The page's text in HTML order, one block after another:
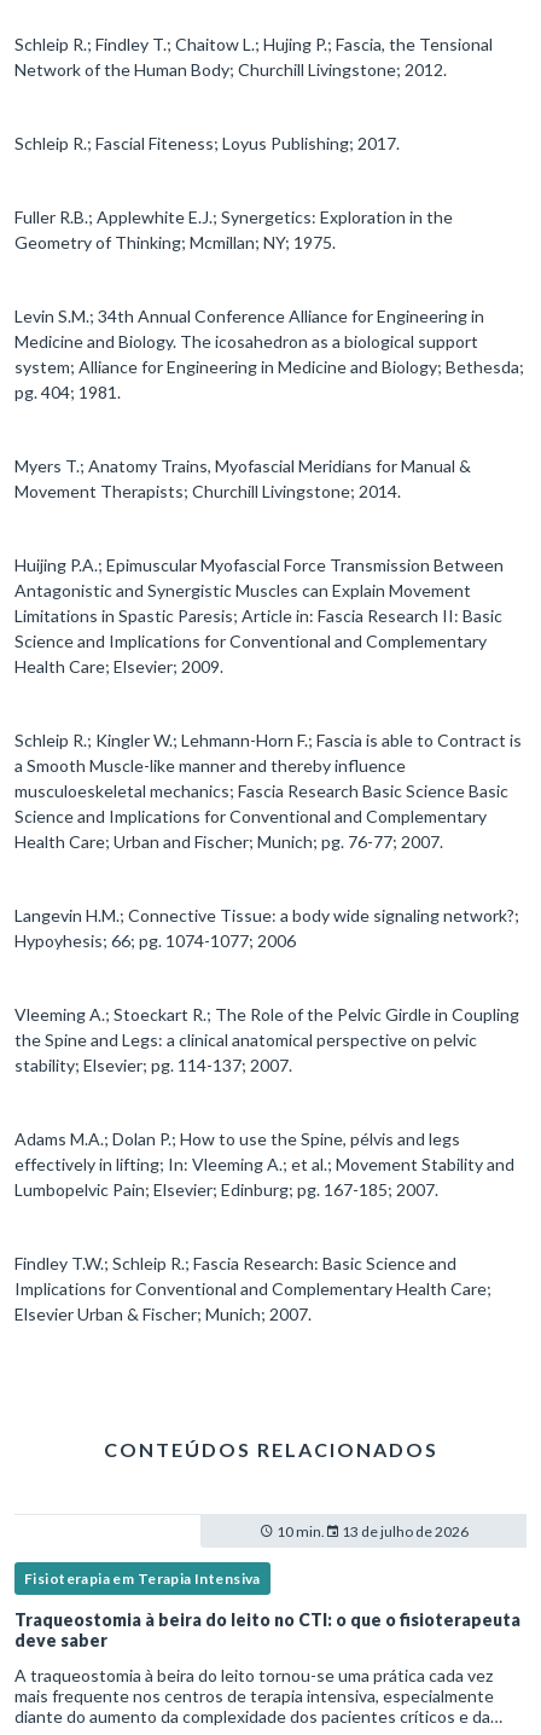
Schleip R.; Findley T.; Chaitow L.; Hujing P.; Fascia, the Tensional
Network of the Human Body; Churchill Livingstone; 2012.
Schleip R.; Fascial Fiteness; Loyus Publishing; 2017.
Fuller R.B.; Applewhite E.J.; Synergetics: Exploration in the
Geometry of Thinking; Mcmillan; NY; 1975.
Levin S.M.; 34th Annual Conference Alliance for Engineering in
Medicine and Biology. The icosahedron as a biological support
system; Alliance for Engineering in Medicine and Biology; Bethesda;
pg. 404; 1981.
Myers T.; Anatomy Trains, Myofascial Meridians for Manual &
Movement Therapists; Churchill Livingstone; 2014.
Huijing P.A.; Epimuscular Myofascial Force Transmission Between
Antagonistic and Synergistic Muscles can Explain Movement
Limitations in Spastic Paresis; Article in: Fascia Research II: Basic
Science and Implications for Conventional and Complementary
Health Care; Elsevier; 2009.
Schleip R.; Kingler W.; Lehmann-Horn F.; Fascia is able to Contract is
a Smooth Muscle-like manner and thereby influence
musculoeskeletal mechanics; Fascia Research Basic Science Basic
Science and Implications for Conventional and Complementary
Health Care; Urban and Fischer; Munich; pg. 76-77; 2007.
Langevin H.M.; Connective Tissue: a body wide signaling network?;
Hypoyhesis; 66; pg. 1074-1077; 2006
Vleeming A.; Stoeckart R.; The Role of the Pelvic Girdle in Coupling
the Spine and Legs: a clinical anatomical perspective on pelvic
stability; Elsevier; pg. 114-137; 2007.
Adams M.A.; Dolan P.; How to use the Spine, pélvis and legs
effectively in lifting; In: Vleeming A.; et al.; Movement Stability and
Lumbopelvic Pain; Elsevier; Edinburg; pg. 167-185; 2007.
Findley T.W.; Schleip R.; Fascia Research: Basic Science and
Implications for Conventional and Complementary Health Care;
Elsevier Urban & Fischer; Munich; 2007.
CONTEÚDOS RELACIONADOS
10 min. 13 de julho de 2026
Fisioterapia em Terapia Intensiva
Traqueostomia à beira do leito no CTI: o que o fisioterapeuta
deve saber
A traqueostomia à beira do leito tornou-se uma prática cada vez
mais frequente nos centros de terapia intensiva, especialmente
diante do aumento da complexidade dos pacientes críticos e da